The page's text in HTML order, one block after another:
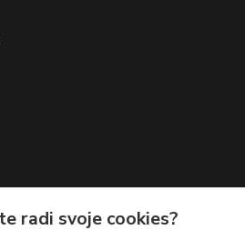
radi svoje cookies?